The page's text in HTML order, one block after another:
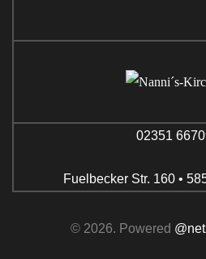
02351
Fuelbecker Str. 160 •
© 2026. Powered